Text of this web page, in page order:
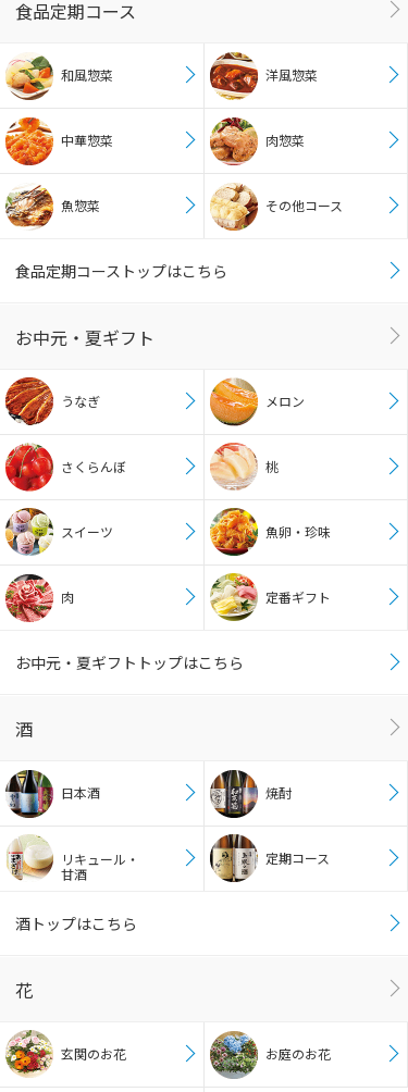
食品定期コース
和風惣菜 洋風惣菜
中華惣菜 肉惣菜
魚惣菜 その他コース
食品定期コーストップはこちら
お中元・夏ギフト
うなぎ メロン
さくらんぼ 桃
スイーツ 魚卵・珍味
肉 定番ギフト
お中元・夏ギフトトップはこちら
酒
日本酒 焼酎
リキュール・
甘酒
定期コース
酒トップはこちら
花
玄関のお花 お庭のお花